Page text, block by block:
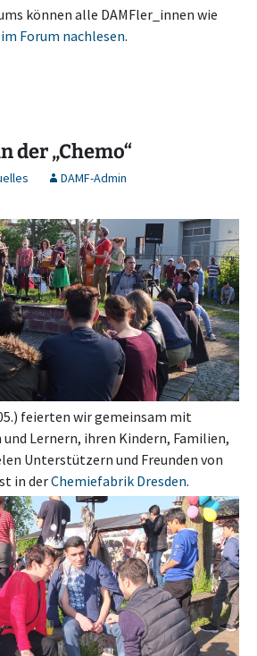
können alle DAMFler_innen wie
Forum nachlesen.
der „Chemo“
DAMF-Admin
feierten wir gemeinsam mit
Lernern, ihren Kindern, Familien,
Unterstützern und Freunden von
in derChemiefabrik Dresden.